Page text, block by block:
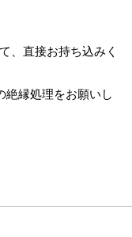
直接お持ち込みく
縁処理をお願いし